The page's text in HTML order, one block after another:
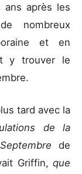
après les
nombreux
et en
y trouver le
tard avec la
de la
de
Griffin, que